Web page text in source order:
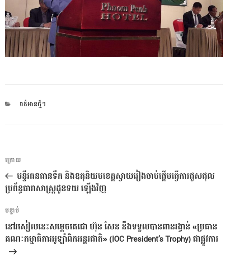
CATEGORIES
ពត៌មានថ្មីៗ
ការ​
នាំទិស​
ប្រកាស
អត្ថបទ
មុន
ក្រោយ
មន្ទីរធនធានទឹក និងឧតុនិយមខេត្តស្វាយរៀងចាប់ផ្តើមធ្វើការជួសជុល
ប្រព័ន្ធធារាសាស្ត្រដូនទយ ឡើងវិញ
អត្ថបទ
បន្ទាប់
បន្ទាប់
នៅរសៀលនេះសម្តេចតេជោ ហ៊ុន សែន នឹងទទួលបានពានរង្វាន់ «ប្រធាន
គណៈកម្មាធិការអូឡាំពិកអន្តរជាតិ» (IOC President’s Trophy) ជាផ្លូវការ